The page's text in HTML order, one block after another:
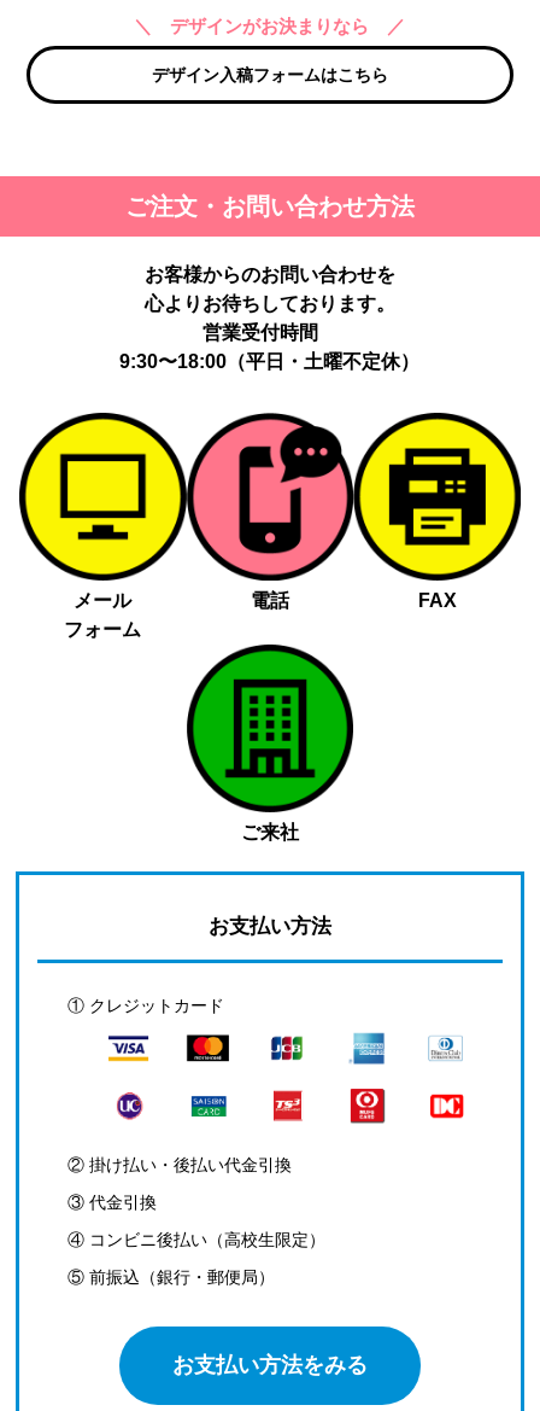
＼ デザインがお決まりなら ／
デザイン入稿フォームはこちら
ご注文・お問い合わせ方法
お客様からのお問い合わせを
心よりお待ちしております。
営業受付時間
9:30〜18:00（平日・土曜不定休）
メール
フォーム
電話 FAX
ご来社
お支払い方法
① クレジットカード
② 掛け払い・後払い代金引換
③ 代金引換
④ コンビニ後払い（高校生限定）
⑤ 前振込（銀行・郵便局）
お支払い方法をみる